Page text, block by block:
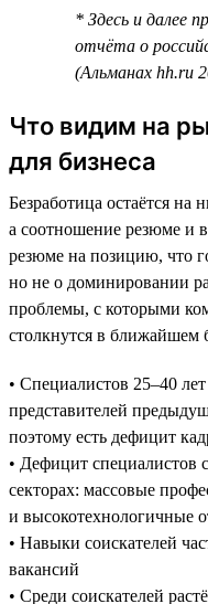
* Здесь и далее
отчёта о
(Альманах hh.ru
Что видим на
для бизнеса
Безработица остаётся на
а соотношение резюме и
резюме на позицию, что
но не о доминировании
проблемы, с которыми
столкнутся в ближайшем
• Специалистов 25–40
представителей
поэтому есть дефицит
• Дефицит специалистов
секторах: массовые
и высокотехнологичные
• Навыки соискателей
вакансий
• Среди соискателей